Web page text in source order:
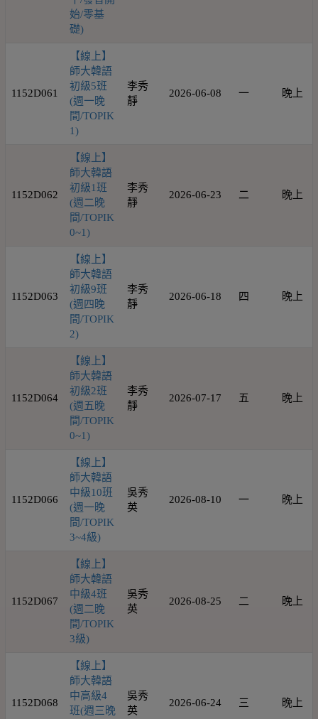
始/零基
礎)
1152D061
【線上】
師大韓語
初級5班
(週一晚
間/TOPIK
1)
李秀
靜
2026-06-08 一 晚上
1152D062
【線上】
師大韓語
初級1班
(週二晚
間/TOPIK
0~1)
李秀
靜
2026-06-23 二 晚上
1152D063
【線上】
師大韓語
初級9班
(週四晚
間/TOPIK
2)
李秀
靜
2026-06-18 四 晚上
1152D064
【線上】
師大韓語
初級2班
(週五晚
間/TOPIK
0~1)
李秀
靜
2026-07-17 五 晚上
1152D066
【線上】
師大韓語
中級10班
(週一晚
間/TOPIK
3~4級)
吳秀
英
2026-08-10 一 晚上
1152D067
【線上】
師大韓語
中級4班
(週二晚
間/TOPIK
3級)
吳秀
英
2026-08-25 二 晚上
1152D068
【線上】
師大韓語
中高級4
班(週三晚
吳秀
英
2026-06-24 三 晚上